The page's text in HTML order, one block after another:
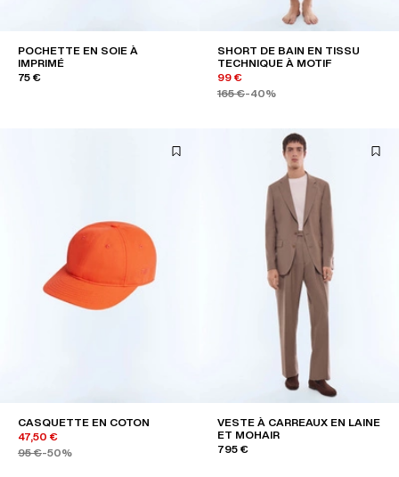
POCHETTE EN SOIE À
IMPRIMÉ
75 €
SHORT DE BAIN EN TISSU
TECHNIQUE À MOTIF
99 €
165 €-40%
CASQUETTE EN COTON
47,50 €
95 €-50%
VESTE À CARREAUX EN LAINE
ET MOHAIR
795 €